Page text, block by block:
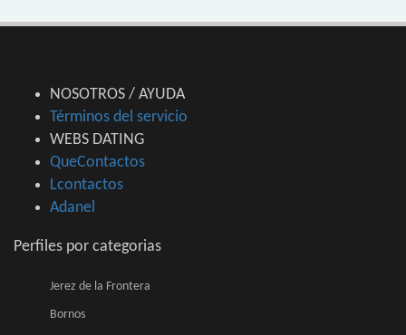
NOSOTROS / AYUDA
Términos del servicio
WEBS DATING
QueContactos
Lcontactos
Adanel
Perfiles por categorias
Jerez de la Frontera
Bornos